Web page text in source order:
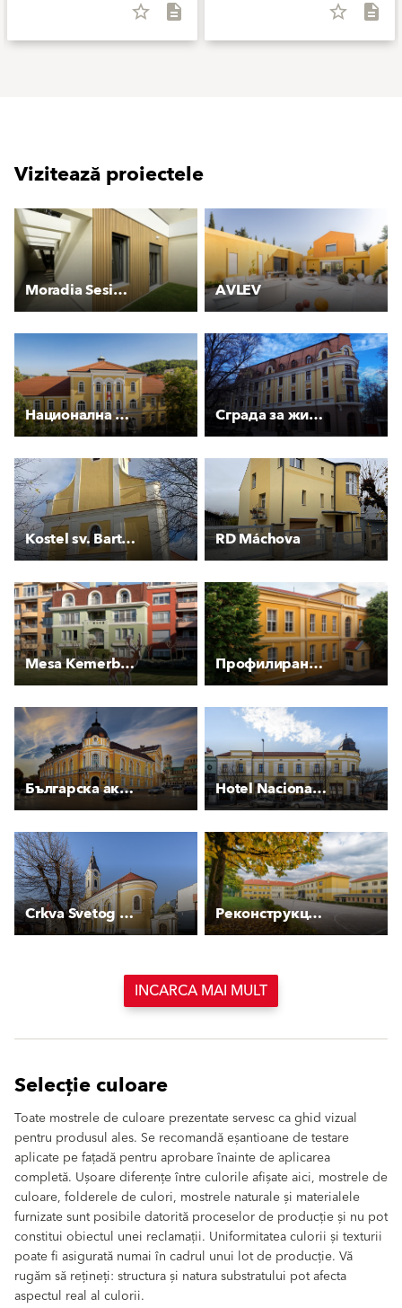
star_border description star_border description
Vizitează proiectele
Moradia Sesimbra AVLEV
Национална Априловска гимназия Сграда за жилище и обществено обслужване
Kostel sv. Bartoloměje Volduchy RD Máchova
Mesa Kemerburgaz Houses Профилирана природо-математическа гимназия "Добри Чинтулов"
Българска академия на науките Hotel Nacional Pirot
Crkva Svetog Duha Реконструкция на сградите на СОУ "И. Момчилов" и НУ "И. Макариополски"
INCARCA MAI MULT
Selecție culoare
Toate mostrele de culoare prezentate servesc ca ghid vizual
pentru produsul ales. Se recomandă eșantioane de testare
aplicate pe fațadă pentru aprobare înainte de aplicarea
completă. Ușoare diferențe între culorile afișate aici, mostrele de
culoare, folderele de culori, mostrele naturale și materialele
furnizate sunt posibile datorită proceselor de producție și nu pot
constitui obiectul unei reclamații. Uniformitatea culorii și texturii
poate fi asigurată numai în cadrul unui lot de producție. Vă
rugăm să rețineți: structura și natura substratului pot afecta
aspectul real al culorii.